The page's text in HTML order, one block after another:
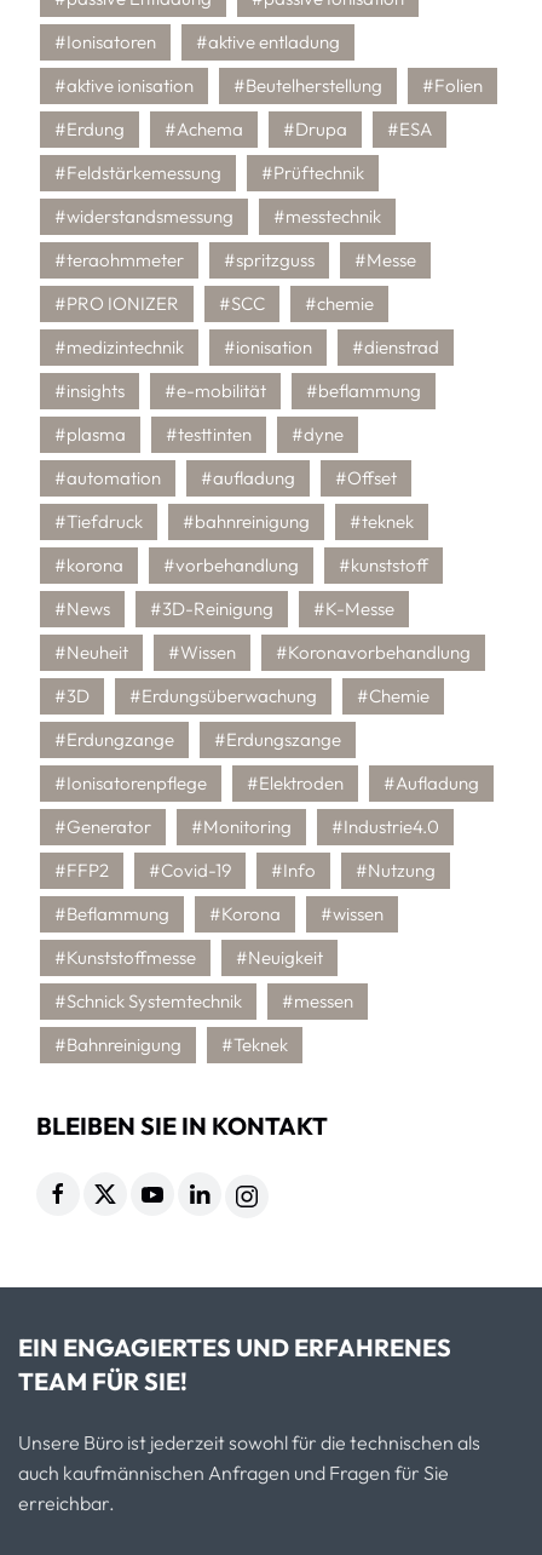
#Ionisatoren
#aktive entladung
#aktive ionisation
#Beutelherstellung
#Folien
#Erdung
#Achema #Drupa
#ESA
#Feldstärkemessung
#Prüftechnik
#widerstandsmessung
#messtechnik
#teraohmmeter
#spritzguss
#Messe
#PRO IONIZER
#SCC
#chemie
#medizintechnik
#ionisation
#dienstrad
#insights
#e-mobilität
#beflammung
#plasma
#testtinten
#dyne
#automation
#aufladung
#Offset
#Tiefdruck
#bahnreinigung
#teknek
#korona
#vorbehandlung
#kunststoff
#News
#3D-Reinigung
#K-Messe
#Neuheit
#Wissen
#Koronavorbehandlung
#3D
#Erdungsüberwachung
#Chemie
#Erdungzange
#Erdungszange
#Ionisatorenpflege
#Elektroden
#Aufladung
#Generator
#Monitoring
#Industrie4.0
#FFP2
#Covid-19 #Info
#Nutzung
#Beflammung
#Korona
#wissen
#Kunststoffmesse
#Neuigkeit
#Schnick Systemtechnik
#messen
#Bahnreinigung
#Teknek
BLEIBEN SIE IN KONTAKT
EIN ENGAGIERTES UND ERFAHRENES
TEAM FÜR SIE!
Unsere Büro ist jederzeit sowohl für die technischen als
auch kaufmännischen Anfragen und Fragen für Sie
erreichbar.